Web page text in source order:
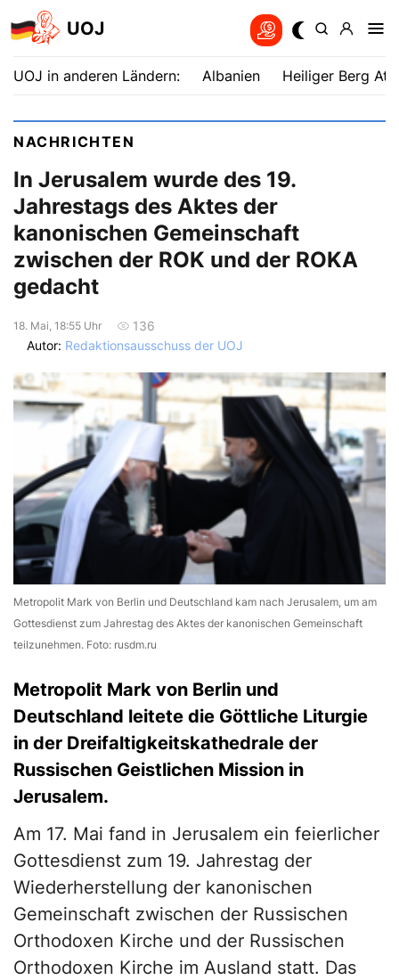
UOJ
UOJ in anderen Ländern: Albanien Heiliger Berg
NACHRICHTEN
In Jerusalem wurde des 19.
Jahrestags des Aktes der
kanonischen Gemeinschaft
zwischen der ROK und der ROKA
gedacht
18. Mai, 18:55 Uhr
136
Autor: Redaktionsausschuss der UOJ
Metropolit Mark von Berlin und Deutschland kam nach Jerusalem, um am
Gottesdienst zum Jahrestag des Aktes der kanonischen Gemeinschaft
teilzunehmen. Foto: rusdm.ru
Metropolit Mark von Berlin und
Deutschland leitete die Göttliche Liturgie
in der Dreifaltigkeitskathedrale der
Russischen Geistlichen Mission in
Jerusalem.
Am 17. Mai fand in Jerusalem ein feierlicher
Gottesdienst zum 19. Jahrestag der
Wiederherstellung der kanonischen
Gemeinschaft zwischen der Russischen
Orthodoxen Kirche und der Russischen
Orthodoxen Kirche im Ausland statt. Das